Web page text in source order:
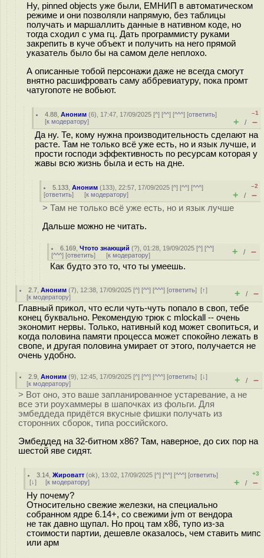
Ну, pinned objects уже были, ЕМНИП в автоматическом
режиме и они позволяли напрямую, без таблицы
получать и маршаллить данные в нативном коде, но
тогда сходил с ума гц. Дать программисту руками
закрепить в куче объект и получить на него прямой
указатель было бы на самом деле неплохо.
А описанные тобой персонажи даже не всегда смогут
внятно расшифровать саму аббревиатуру, пока промт
чатугопоте не вобьют.
4.88 ,Аноним (6), 17:47, 17/09/2025 [^] [^^] [^^^] [ответить]
[к модератору]
–1
+ / –
Да ну. Те, кому нужна производительность сделают на
расте. Там не только всё уже есть, но и язык лучше, и
прости господи эффективность по ресурсам которая у
жавы всю жизнь была и есть на дне.
5.133 ,Аноним (133), 22:57, 17/09/2025 [^] [^^] [^^^]
[ответить] [к модератору]
–2
+ / –
> Там не только всё уже есть, но и язык лучше
Дальше можно не читать.
6.169 ,Чтото знающий (?), 01:28, 19/09/2025 [^] [^^]
[^^^] [ответить] [к модератору] + / –
Как будто это то, что ты умеешь.
2.7 ,Аноним (7), 12:38, 17/09/2025 [^] [^^] [^^^] [ответить][↑]
[к модератору] + / –
Главный прикол, что если чуть-чуть попало в своп, тебе
конец буквально. Рекомендую трюк с mlockall -- очень
экономит нервы. Только, нативный код может свопиться, и
когда половина памяти процесса может спокойно лежать в
свопе, и другая половина умирает от этого, получается не
очень удобно.
2.9 ,Аноним (9), 12:45, 17/09/2025 [^] [^^] [^^^] [ответить][↓]
[к модератору] + / –
> Вот оно, это ваше запланированное устаревание, а не
все эти роухаммеры в шапочках из фольги. Для
эмбеддеда придётся вкусные фишки получать из
сторонних сборок, типа российского.
Эмбеддед на 32-битном x86? Там, наверное, до сих пор на
шестой яве сидят.
3.14 ,Жироватт (ok), 13:02, 17/09/2025 [^] [^^] [^^^] [ответить]
[↓] [к модератору]
+3
+ / –
Ну почему?
Относительно свежие железки, на специально
собранном ядре 6.14+, со свежими jvm от вендора
не так давно щупал. Но проц там х86, тупо из-за
стоимости партии, дешевле оказалось, чем ставить мипс
или арм